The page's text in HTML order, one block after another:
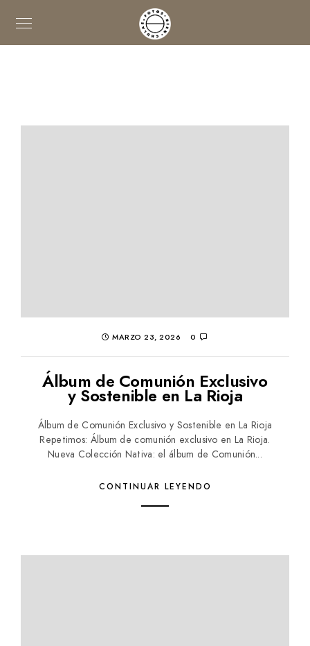
MARZO 23, 2026 0
Álbum de Comunión Exclusivo
y Sostenible en La Rioja
Álbum de Comunión Exclusivo y Sostenible en La Rioja
Repetimos: Álbum de comunión exclusivo en La Rioja.
Nueva Colección Nativa: el álbum de Comunión...
CONTINUAR LEYENDO